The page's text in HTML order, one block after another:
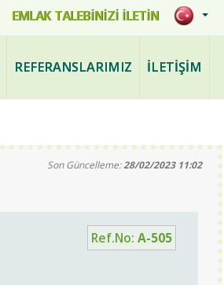
EMLAK TALEBİNİZİ İLETİN
REFERANSLARIMIZ İLETİŞİM
Son Güncelleme:28/02/2023 11:02
Ref.No:A-505